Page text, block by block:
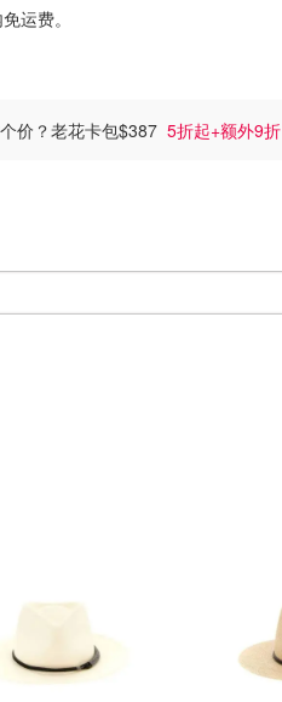
运费。
价？老花卡包$387 5折起+额外9折